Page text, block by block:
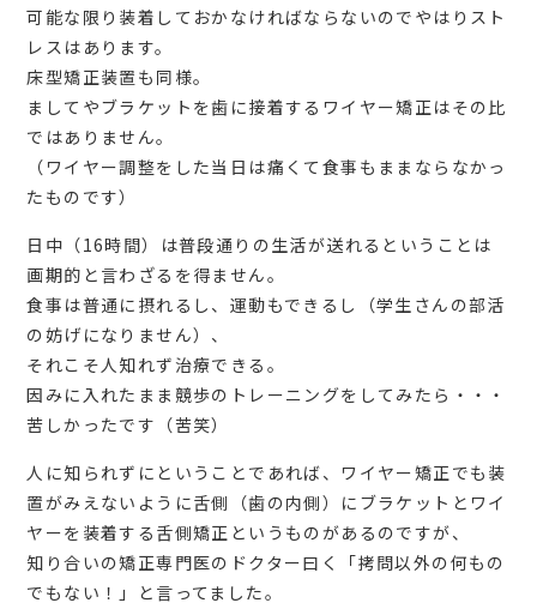
可能な限り装着しておかなければならないのでやはりスト
レスはあります。
床型矯正装置も同様。
ましてやブラケットを歯に接着するワイヤー矯正はその比
ではありません。
（ワイヤー調整をした当日は痛くて食事もままならなかっ
たものです）
日中（16時間）は普段通りの生活が送れるということは
画期的と言わざるを得ません。
食事は普通に摂れるし、運動もできるし（学生さんの部活
の妨げになりません）、
それこそ人知れず治療できる。
因みに入れたまま競歩のトレーニングをしてみたら・・・
苦しかったです（苦笑）
人に知られずにということであれば、ワイヤー矯正でも装
置がみえないように舌側（歯の内側）にブラケットとワイ
ヤーを装着する舌側矯正というものがあるのですが、
知り合いの矯正専門医のドクター曰く「拷問以外の何もの
でもない！」と言ってました。